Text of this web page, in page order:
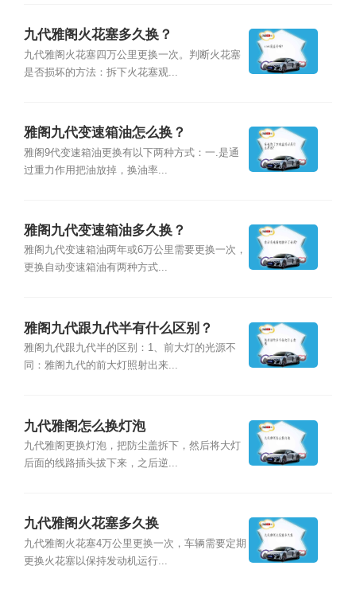
九代雅阁火花塞多久换？
九代雅阁火花塞四万公里更换一次。判断火花塞
是否损坏的方法：拆下火花塞观...
雅阁九代变速箱油怎么换？
雅阁9代变速箱油更换有以下两种方式：一.是通
过重力作用把油放掉，换油率...
雅阁九代变速箱油多久换？
雅阁九代变速箱油两年或6万公里需要更换一次，
更换自动变速箱油有两种方式...
雅阁九代跟九代半有什么区别？
雅阁九代跟九代半的区别：1、前大灯的光源不
同：雅阁九代的前大灯照射出来...
九代雅阁怎么换灯泡
九代雅阁更换灯泡，把防尘盖拆下，然后将大灯
后面的线路插头拔下来，之后逆...
九代雅阁火花塞多久换
九代雅阁火花塞4万公里更换一次，车辆需要定期
更换火花塞以保持发动机运行...